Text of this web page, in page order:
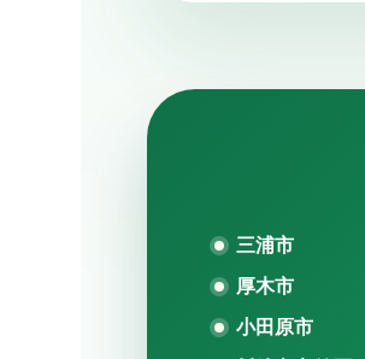
三浦市
厚木市
小田原市